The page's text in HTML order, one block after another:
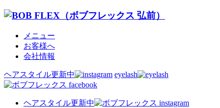
メニュー
お客様へ
会社情報
ヘアスタイル更新中 eyelash
ヘアスタイル更新中